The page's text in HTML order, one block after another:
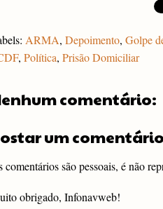
ARMA, Depoimento, Golpe
, Política, Prisão Domiciliar
comentário:
um comentário
comentários são pessoais, é não
obrigado, Infonavweb!